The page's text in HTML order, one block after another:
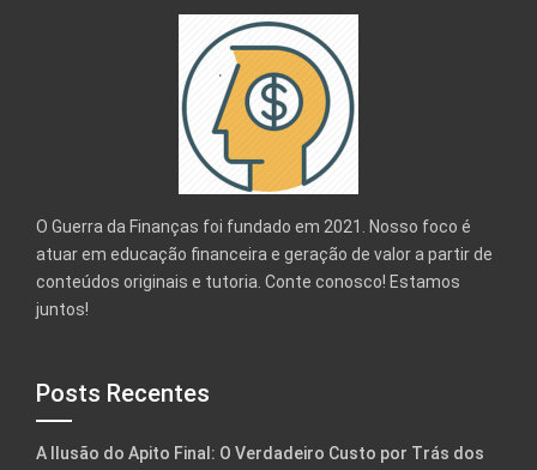
O Guerra da Finanças foi fundado em 2021. Nosso foco é
atuar em educação financeira e geração de valor a partir de
conteúdos originais e tutoria. Conte conosco! Estamos
juntos!
Posts Recentes
A Ilusão do Apito Final: O Verdadeiro Custo por Trás dos